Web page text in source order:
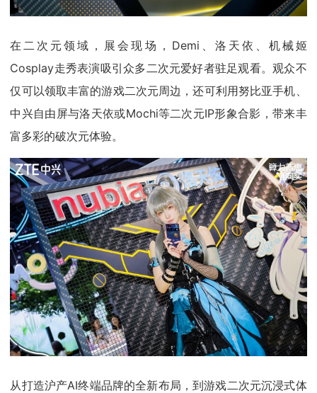
在二次元领域，展会现场，Demi、洛天依、机械姬
Cosplay走秀表演吸引众多二次元爱好者驻足观看。观众不
仅可以领取丰富的游戏二次元周边，还可利用努比亚手机、
中兴自由屏与洛天依或Mochi等二次元IP形象合影，带来丰
富多彩的破次元体验。
从打造沪产AI终端品牌的全新布局，到游戏二次元沉浸式体